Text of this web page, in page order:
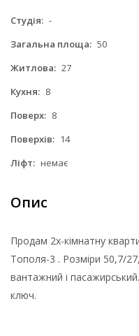
Студія: -
Загальна площа: 50
Житлова: 27
Кухня: 8
Поверх: 8
Поверхів: 14
Ліфт: немає
Опис
Продам 2х-кімнатну
Тополя-3 . Розміри 50,7/
вантажний і
ключ.